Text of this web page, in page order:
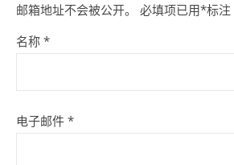
邮箱地址不会被公开。 必填项已用*标注
名称 *
电子邮件 *